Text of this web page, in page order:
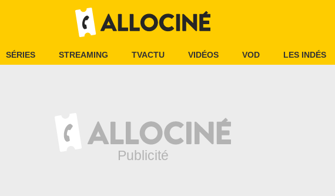
SÉRIES STREAMING TVACTU VIDÉOS VOD LES INDÉS